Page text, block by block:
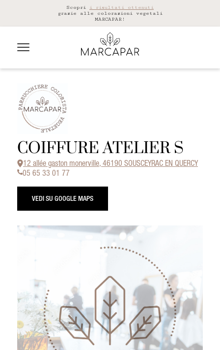
Scopri i risultati ottenuti
grazie alle colorazioni vegetali
MARCAPAR!
COIFFURE ATELIER S
12 allée gaston monerville, 46190 SOUSCEYRAC EN QUERCY
05 65 33 01 77
VEDI SU GOOGLE MAPS